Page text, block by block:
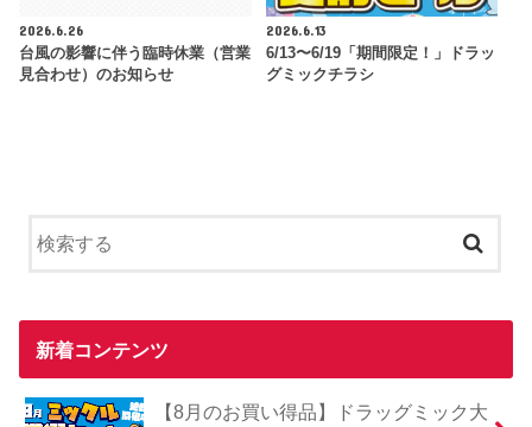
2026.6.26
台風の影響に伴う臨時休業（営業
見合わせ）のお知らせ
2026.6.13
6/13〜6/19「期間限定！」ドラッ
グミックチラシ
新着コンテンツ
【8月のお買い得品】ドラッグミック大